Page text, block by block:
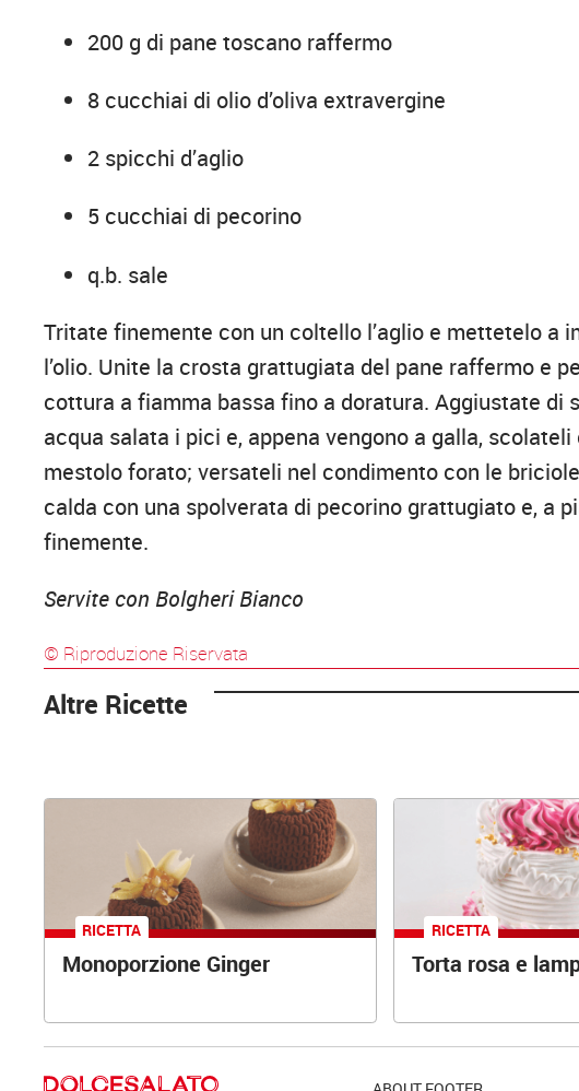
200 g di pane toscano raffermo
8 cucchiai di olio d’oliva extravergine
2 spicchi d’aglio
5 cucchiai di pecorino
q.b. sale
Tritate finemente con un coltello l’aglio e mettetelo a
l’olio. Unite la crosta grattugiata del pane raffermo e
cottura a fiamma bassa fino a doratura. Aggiustate di
acqua salata i pici e, appena vengono a galla,
mestolo forato; versateli nel condimento con le
calda con una spolverata di pecorino grattugiato e, a
finemente.
Servite con Bolgheri Bianco
© Riproduzione Riservata
Altre Ricette
RICETTA
Monoporzione Ginger
RICETTA
Torta rosa e